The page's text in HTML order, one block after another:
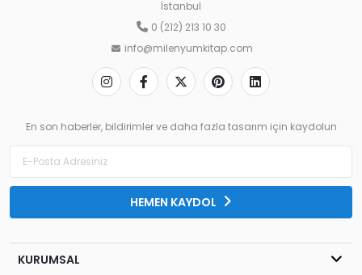
İstanbul
0 (212) 213 10 30
info@milenyumkitap.com
En son haberler, bildirimler ve daha fazla tasarım için kaydolun
HEMEN KAYDOL
KURUMSAL